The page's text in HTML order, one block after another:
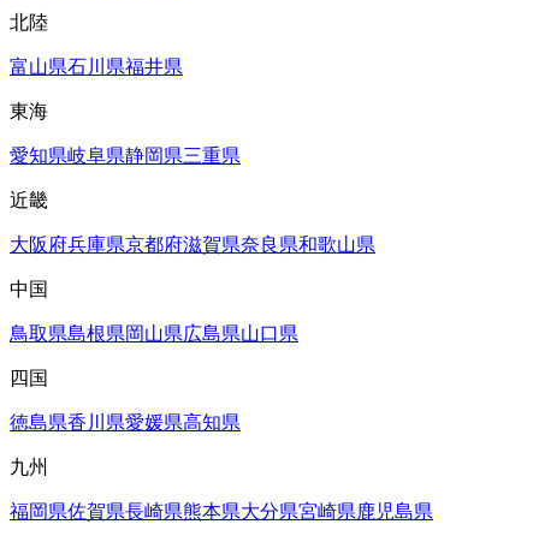
北陸
富山県石川県福井県
東海
愛知県岐阜県静岡県三重県
近畿
大阪府兵庫県京都府滋賀県奈良県和歌山県
中国
鳥取県島根県岡山県広島県山口県
四国
徳島県香川県愛媛県高知県
九州
福岡県佐賀県長崎県熊本県大分県宮崎県鹿児島県